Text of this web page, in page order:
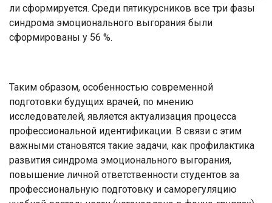
ли сформируется. Среди пятикурсников все три фазы
синдрома эмоционального выгорания были
сформированы у 56 %.
Таким образом, особенностью современной
подготовки будущих врачей, по мнению
исследователей, является актуализация процесса
профессиональной идентификации. В связи с этим
важными становятся такие задачи, как профилактика
развития синдрома эмоционального выгорания,
повышение личной ответственности студентов за
профессиональную подготовку и саморегуляцию